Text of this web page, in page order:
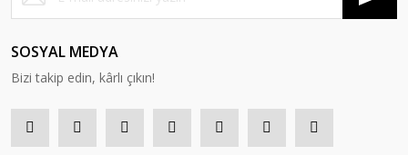
SOSYAL MEDYA
Bizi takip edin, kârlı çıkın!